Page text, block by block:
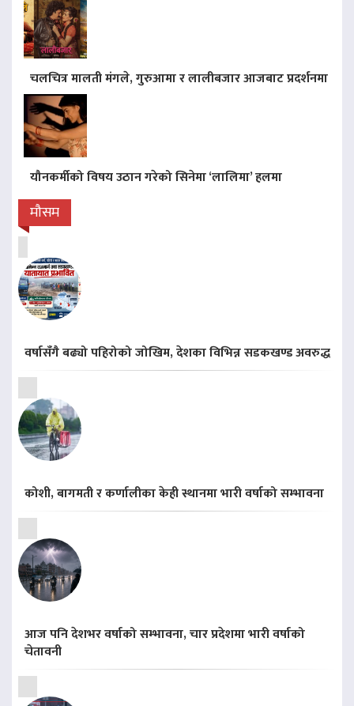
चलचित्र मालती मंगले, गुरुआमा र लालीबजार आजबाट प्रदर्शनमा
यौनकर्मीको विषय उठान गरेको सिनेमा ‘लालिमा’ हलमा
मौसम
वर्षासँगै बढ्यो पहिरोको जोखिम, देशका विभिन्न सडकखण्ड अवरुद्ध
कोशी, बागमती र कर्णालीका केही स्थानमा भारी वर्षाको सम्भावना
आज पनि देशभर वर्षाको सम्भावना, चार प्रदेशमा भारी वर्षाको
चेतावनी